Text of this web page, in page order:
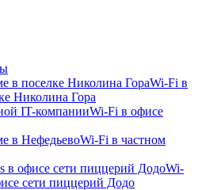
Wi-Fi в
Николина Гора
Wi-Fi в офисе
Wi-Fi в частном
Wi-
сети пиццерий Додо